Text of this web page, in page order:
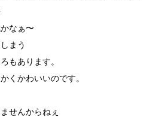
なぁ〜
まう
もあります。
くかわいいのです。
せんからねぇ